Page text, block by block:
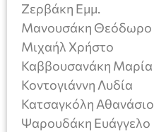
Ζερβάκη Εμμ.
Μανουσάκη Θεόδωρο
Μιχαήλ Χρήστο
Καββουσανάκη Μαρία
Κοντογιάννη Λυδία
Κατσαγκόλη Αθανάσιο
Ψαρουδάκη Ευάγγελο